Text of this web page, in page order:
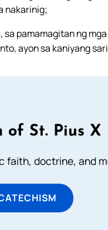
nakarinig;
pamamagitan ng
ayon sa kaniyang
of St. Pius X
doctrine, and